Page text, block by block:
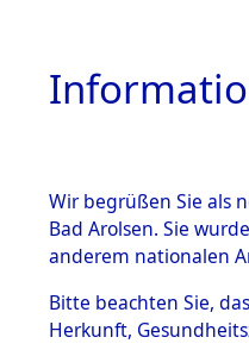
BESTÄNDE
Wir begrüßen Sie als
Bad Arolsen. Sie
anderem nationalen
Bitte beachten Sie,
Herkunft,